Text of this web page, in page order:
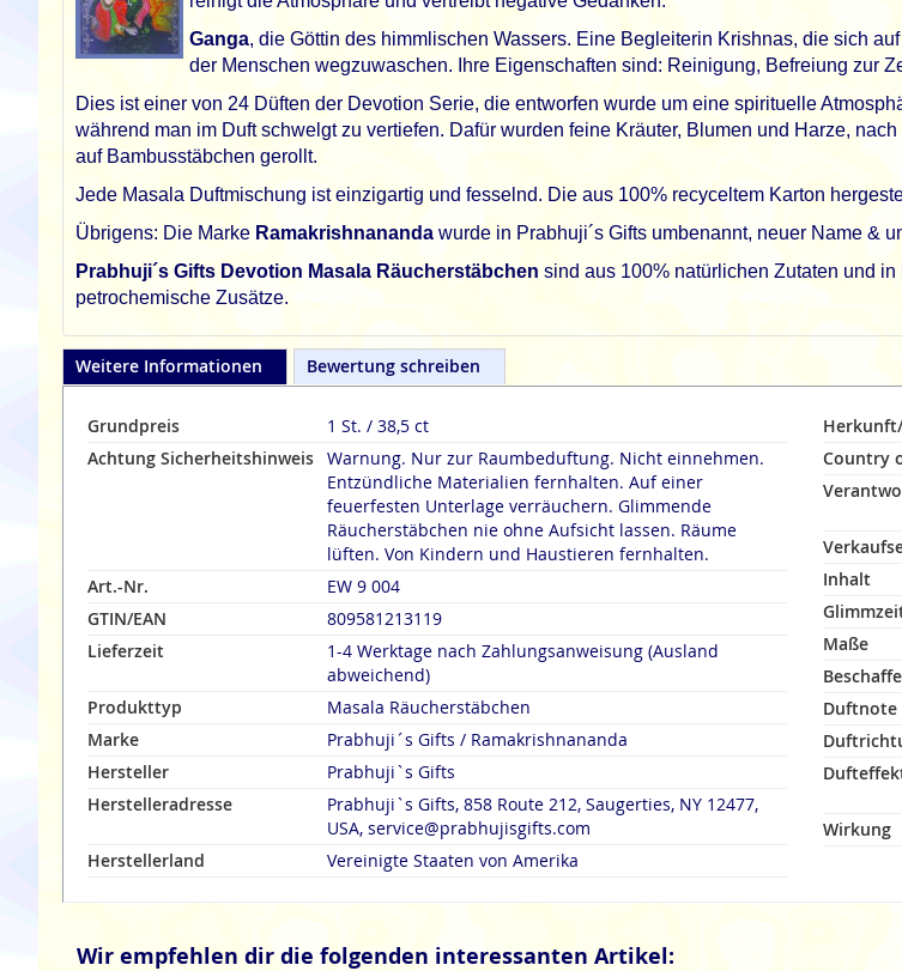
Ganga, die Göttin des himmlischen Wassers. Eine Begleiterin Krishnas, die sich
der Menschen wegzuwaschen. Ihre Eigenschaften sind: Reinigung, Befreiung zur
Dies ist einer von 24 Düften der Devotion Serie, die entworfen wurde um eine spirituelle
während man im Duft schwelgt zu vertiefen. Dafür wurden feine Kräuter, Blumen und Harze,
auf Bambusstäbchen gerollt.
Jede Masala Duftmischung ist einzigartig und fesselnd. Die aus 100% recyceltem Karton
Übrigens: Die Marke Ramakrishnananda wurde in Prabhuji´s Gifts umbenannt, neuer Name &
Prabhuji´s Gifts Devotion Masala Räucherstäbchen sind aus 100% natürlichen Zutaten und
petrochemische Zusätze.
Weitere Informationen
Grundpreis
1 St. / 38,5 ct
Achtung Sicherheitshinweis Warnung. Nur zur Raumbeduftung. Nicht einnehmen.
Entzündliche Materialien fernhalten. Auf einer
feuerfesten Unterlage verräuchern. Glimmende
Räucherstäbchen nie ohne Aufsicht lassen. Räume
lüften. Von Kindern und Haustieren fernhalten.
Art.-Nr.
EW 9 004
GTIN/EAN
809581213119
Lieferzeit
1-4 Werktage nach Zahlungsanweisung (Ausland
abweichend)
Produkttyp
Masala Räucherstäbchen
Marke
Prabhuji´s Gifts / Ramakrishnananda
Hersteller
Prabhuji`s Gifts
Herstelleradresse
Prabhuji`s Gifts, 858 Route 212, Saugerties, NY 12477,
USA, service@prabhujisgifts.com
Herstellerland
Vereinigte Staaten von Amerika
Country
Inhalt
Maße
Duftnote
Wirkung
Bewertung schreiben
Wir empfehlen dir die folgenden interessanten Artikel: